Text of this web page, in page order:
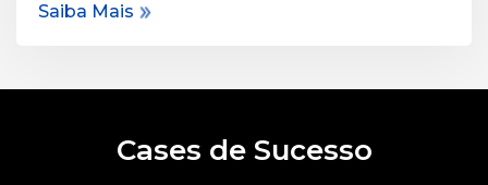
Saiba Mais
Cases de Sucesso